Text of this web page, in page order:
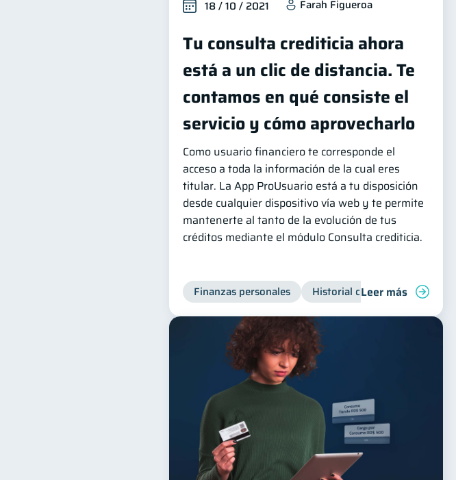
18 / 10 / 2021 Farah Figueroa
Tu consulta crediticia ahora
está a un clic de distancia. Te
contamos en qué consiste el
servicio y cómo aprovecharlo
Como usuario financiero te corresponde el
acceso a toda la información de la cual eres
titular. La App ProUsuario está a tu disposición
desde cualquier dispositivo vía web y te permite
mantenerte al tanto de la evolución de tus
créditos mediante el módulo Consulta crediticia.
Finanzas personales Historial crediticio Servicios
Leer más